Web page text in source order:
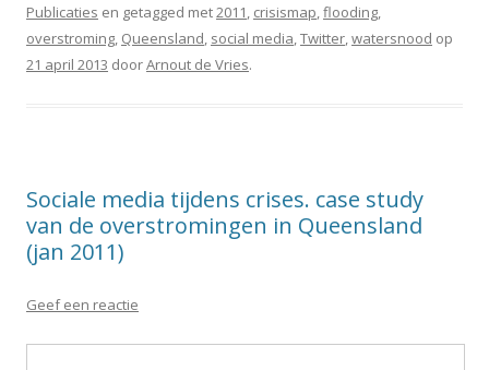
Publicaties en getagged met2011, crisismap,flooding,
overstroming, Queensland, social media,Twitter,watersnood op
21 april 2013 doorArnout de Vries.
Sociale media tijdens crises. case study
van de overstromingen in Queensland
(jan 2011)
Geef een reactie